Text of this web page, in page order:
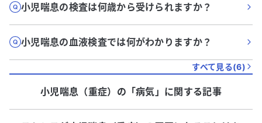
小児喘息の検査は何歳から受けられますか？
小児喘息の血液検査では何がわかりますか？
すべて見る(6)
小児喘息（重症） の「病気 」に関する記事